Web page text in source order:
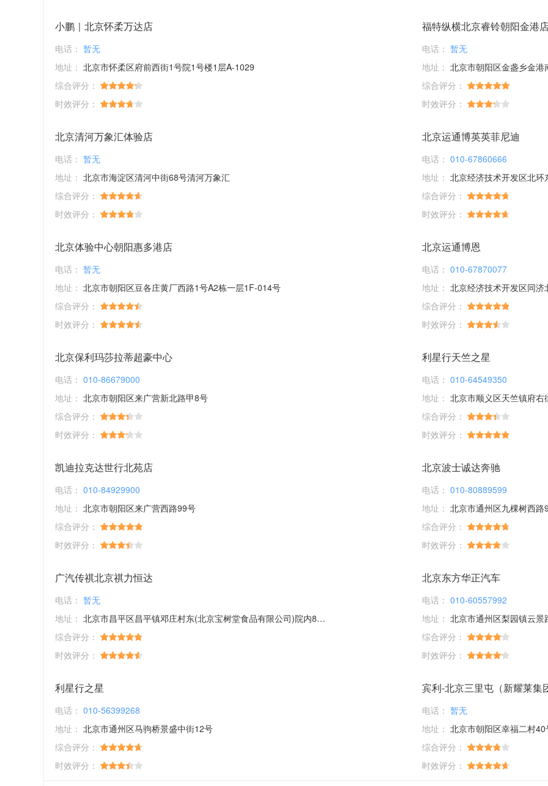
小鹏｜北京怀柔万达店
电话： 暂无
地址： 北京市怀柔区府前西街1号院1号楼1层A-1029
综合评分：
时效评分：
福特纵横北京睿铃朝阳金港
电话： 暂无
地址： 北京市朝阳区金盏乡金
综合评分：
时效评分：
北京清河万象汇体验店
电话： 暂无
地址： 北京市海淀区清河中街68号清河万象汇
综合评分：
时效评分：
北京运通博英英菲尼迪
电话： 010-67860666
地址： 北京经济技术开发区北环
综合评分：
时效评分：
北京体验中心朝阳惠多港店
电话： 暂无
地址： 北京市朝阳区豆各庄黄厂西路1号A2栋一层1F-014号
综合评分：
时效评分：
北京运通博恩
电话： 010-67870077
地址： 北京经济技术开发区同济
综合评分：
时效评分：
北京保利玛莎拉蒂超豪中心
电话： 010-86679000
地址： 北京市朝阳区来广营新北路甲8号
综合评分：
时效评分：
利星行天竺之星
电话： 010-64549350
地址： 北京市顺义区天竺镇府右
综合评分：
时效评分：
凯迪拉克达世行北苑店
电话： 010-84929900
地址： 北京市朝阳区来广营西路99号
综合评分：
时效评分：
北京波士诚达奔驰
电话： 010-80889599
地址： 北京市通州区九棵树西路
综合评分：
时效评分：
广汽传祺北京祺力恒达
电话： 暂无
地址： 北京市昌平区昌平镇邓庄村东(北京宝树堂食品有限公司)院内8幢17幢
综合评分：
时效评分：
北京东方华正汽车
电话： 010-60557992
地址： 北京市通州区梨园镇云景
综合评分：
时效评分：
利星行之星
电话： 010-56399268
地址： 北京市通州区马驹桥景盛中街12号
综合评分：
时效评分：
宾利-北京三里屯（新耀莱集
电话： 暂无
地址： 北京市朝阳区幸福二村
综合评分：
时效评分：